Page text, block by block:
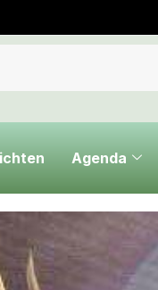
Agenda